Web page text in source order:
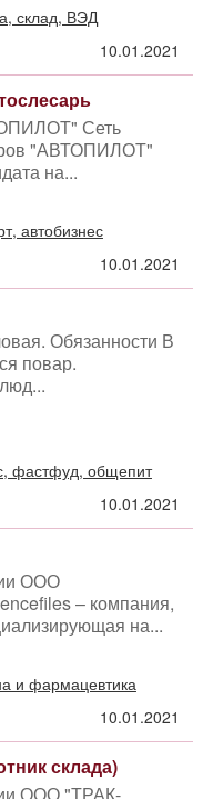
склад, ВЭД
10.01.2021
Сеть
"АВТОПИЛОТ"
на...
автобизнес
10.01.2021
Обязанности В
повар.
фастфуд, общепит
10.01.2021
ООО
– компания,
на...
и фармацевтика
10.01.2021
склада)